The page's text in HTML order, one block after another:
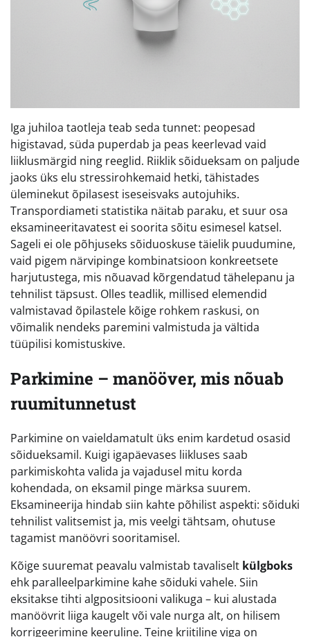
Iga juhiloa taotleja teab seda tunnet: peopesad
higistavad, süda puperdab ja peas keerlevad vaid
liiklusmärgid ning reeglid. Riiklik sõidueksam on paljude
jaoks üks elu stressirohkemaid hetki, tähistades
üleminekut õpilasest iseseisvaks autojuhiks.
Transpordiameti statistika näitab paraku, et suur osa
eksamineeritavatest ei soorita sõitu esimesel katsel.
Sageli ei ole põhjuseks sõiduoskuse täielik puudumine,
vaid pigem närvipinge kombinatsioon konkreetsete
harjutustega, mis nõuavad kõrgendatud tähelepanu ja
tehnilist täpsust. Olles teadlik, millised elemendid
valmistavad õpilastele kõige rohkem raskusi, on
võimalik nendeks paremini valmistuda ja vältida
tüüpilisi komistuskive.
Parkimine – manööver, mis nõuab
ruumitunnetust
Parkimine on vaieldamatult üks enim kardetud osasid
sõidueksamil. Kuigi igapäevases liikluses saab
parkimiskohta valida ja vajadusel mitu korda
kohendada, on eksamil pinge märksa suurem.
Eksamineerija hindab siin kahte põhilist aspekti: sõiduki
tehnilist valitsemist ja, mis veelgi tähtsam, ohutuse
tagamist manöövri sooritamisel.
Kõige suuremat peavalu valmistab tavaliselt külgboks
ehk paralleelparkimine kahe sõiduki vahele. Siin
eksitakse tihti algpositsiooni valikuga – kui alustada
manöövrit liiga kaugelt või vale nurga alt, on hilisem
korrigeerimine keeruline. Teine kriitiline viga on